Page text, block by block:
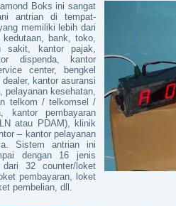
Boks ini sangat
antrian di tempat-
memiliki lebih dari
bank, toko,
sakit, kantor pajak,
dispenda, kantor
center, bengkel
kantor asuransi
pelayanan kesehatan,
telkom / telkomsel /
kantor pembayaran
atau PDAM), klinik
– kantor pelayanan
Sistem antrian ini
dengan 16 jenis
32 counter/loket
pembayaran, loket
pembelian, dll.